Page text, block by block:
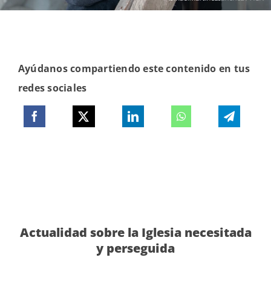
Ayúdanos compartiendo este contenido en tus
redes sociales
Actualidad sobre la Iglesia necesitada
y perseguida